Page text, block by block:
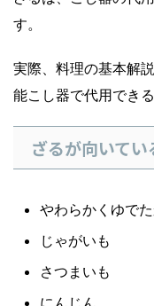
す。
実際、料理の基本解
能こし器で代用でき
ざるが向いてい
やわらかくゆで
じゃがいも
さつまいも
にんじん